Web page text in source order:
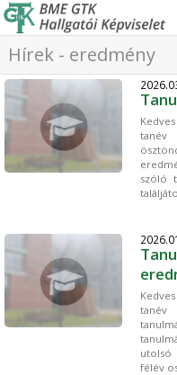
Hírek - eredmény
tanév
szóló
félév